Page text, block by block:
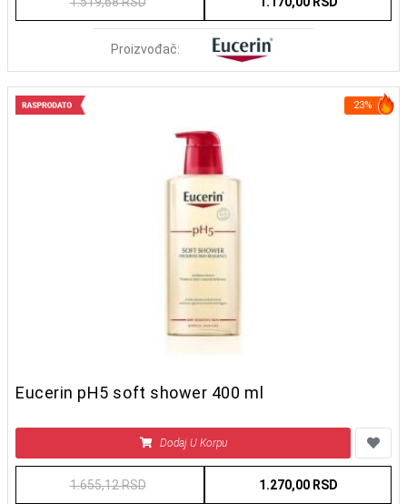
Proizvođač:
23%
Eucerin pH5 soft shower 400 ml
Dodaj U Korpu
1.655,12 RSD 1.270,00 RSD